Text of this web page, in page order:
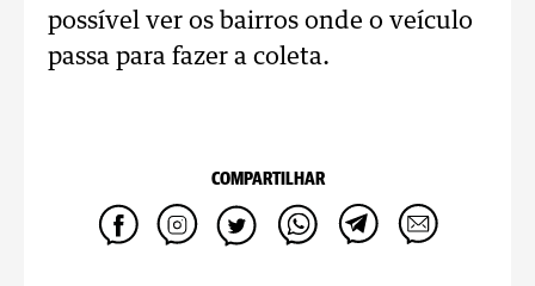
possível ver os bairros onde o veículo
passa para fazer a coleta.
COMPARTILHAR